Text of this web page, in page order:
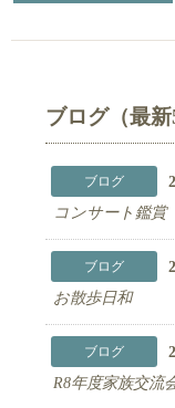
ブログ（最新
ブログ
コンサート鑑賞
ブログ
お散歩日和
ブログ
R8年度家族交流